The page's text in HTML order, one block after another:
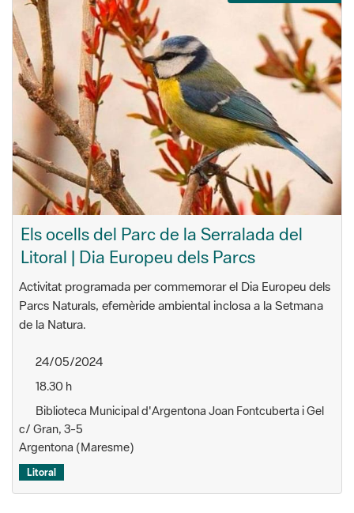
Els ocells del Parc de la Serralada del
Litoral | Dia Europeu dels Parcs
Activitat programada per commemorar el Dia Europeu dels
Parcs Naturals, efemèride ambiental inclosa a la Setmana
de la Natura.
24/05/2024
18.30 h
Biblioteca Municipal d'Argentona Joan Fontcuberta i Gel
c/ Gran, 3-5
Argentona (Maresme)
Litoral